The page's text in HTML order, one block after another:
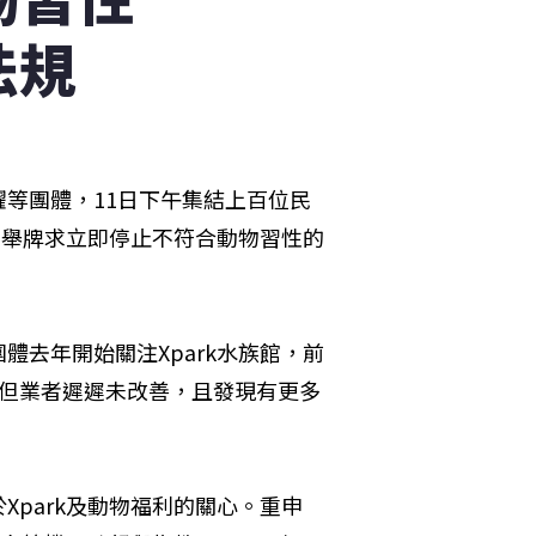
團體，11日下午集結上百位民
牌求立即停止不符合動物習性的
去年開始關注Xpark水族館，前
業者遲遲未改善，且發現有更多
及動物福利的關心。重申